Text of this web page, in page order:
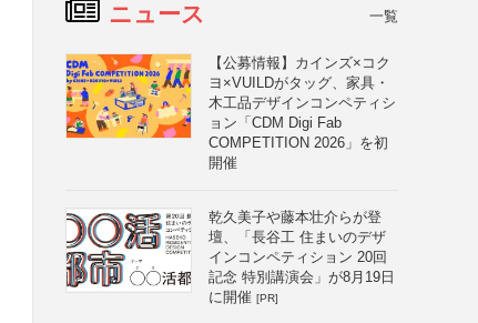
ニュース 一覧
【公募情報】カインズ×コク
ヨ×VUILDがタッグ、家具・
木工品デザインコンペティシ
ョン「CDM Digi Fab
COMPETITION 2026」を初
開催
乾久美子や藤本壮介らが登
壇、「長谷工 住まいのデザ
インコンペティション 20回
記念 特別講演会」が8月19日
に開催 [PR]